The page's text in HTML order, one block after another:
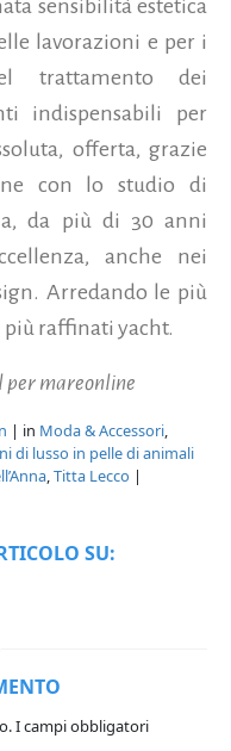
sensibilità estetica
lavorazioni e per i
trattamento dei
indispensabili per
offerta, grazie
con lo studio di
da più di 30 anni
anche nei
Arredando le più
più raffinati yacht.
per mareonline
| in Moda & Accessori,
di lusso in pelle di animali
,Titta Lecco |
SU:
I campi obbligatori